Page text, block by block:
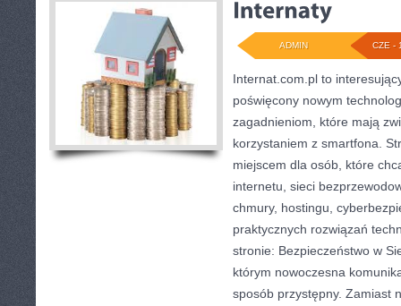
CZE -
ADMIN
Internat.com.pl to
poświęcony nowym
zagadnieniom, które mają
korzystaniem z smartfona.
miejscem dla osób, które
internetu, sieci
chmury, hostingu,
praktycznych rozwiązań
stronie: Bezpieczeństwo w
którym nowoczesna
sposób przystępny. Zamiast